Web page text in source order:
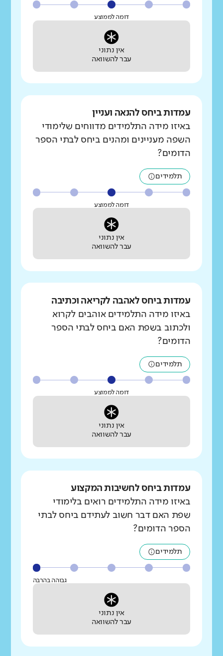
דומה לממוצע
אין נתוני
עבר להשוואה
עמדות ביחס להנאה ועניין
באיזו מידה התלמידים מדווחים שלימודי
השפה מעניינים ומהנים ביחס לבתי הספר
הדומים?
תלמידים
דומה לממוצע
אין נתוני
עבר להשוואה
עמדות ביחס לאהבה לקריאה וכתיבה
באיזו מידה התלמידים אוהבים לקרוא
ולכתוב בשפת האם ביחס לבתי הספר
הדומים?
תלמידים
דומה לממוצע
אין נתוני
עבר להשוואה
עמדות ביחס לחשיבות המקצוע
באיזו מידה התלמידים רואים בלימודי
שפת האם דבר חשוב לעתידם ביחס לבתי
הספר הדומים?
תלמידים
גבוהה בהרבה
אין נתוני
עבר להשוואה